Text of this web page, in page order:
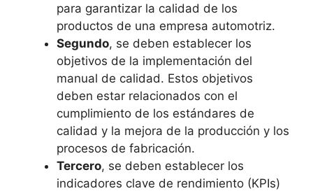
para garantizar la calidad de los
productos de una empresa automotriz.
Segundo, se deben establecer los
objetivos de la implementación del
manual de calidad. Estos objetivos
deben estar relacionados con el
cumplimiento de los estándares de
calidad y la mejora de la producción y los
procesos de fabricación.
Tercero, se deben establecer los
indicadores clave de rendimiento (KPIs)